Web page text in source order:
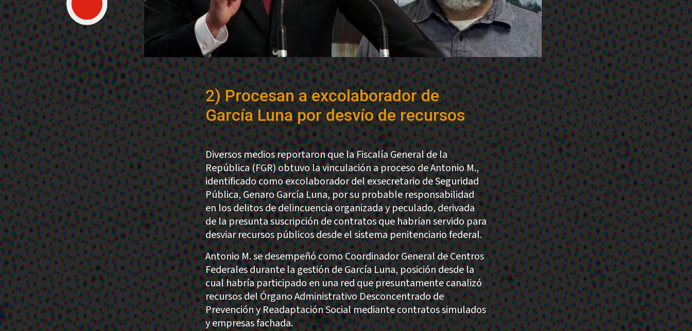
2) Procesan a excolaborador de
García Luna por desvío de recursos
Diversos medios reportaron que la Fiscalía General de la
República (FGR) obtuvo la vinculación a proceso de Antonio M.,
identificado como excolaborador del exsecretario de Seguridad
Pública, Genaro García Luna, por su probable responsabilidad
en los delitos de delincuencia organizada y peculado, derivada
de la presunta suscripción de contratos que habrían servido para
desviar recursos públicos desde el sistema penitenciario federal.
Antonio M. se desempeñó como Coordinador General de Centros
Federales durante la gestión de García Luna, posición desde la
cual habría participado en una red que presuntamente canalizó
recursos del Órgano Administrativo Desconcentrado de
Prevención y Readaptación Social mediante contratos simulados
y empresas fachada.